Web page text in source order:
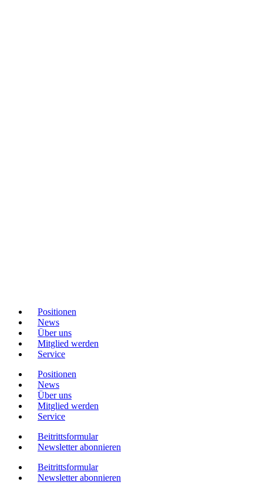
Positionen
News
Über uns
Mitglied werden
Service
Positionen
News
Über uns
Mitglied werden
Service
Beitrittsformular
Newsletter abonnieren
Beitrittsformular
Newsletter abonnieren